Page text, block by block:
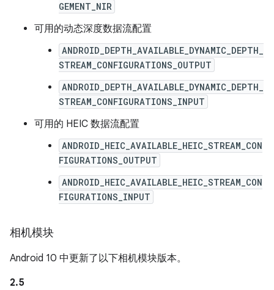
GEMENT_NIR
可用的动态深度数据流配置
ANDROID_DEPTH_AVAILABLE_DYNAMIC_DEPTH_
STREAM_CONFIGURATIONS_OUTPUT
ANDROID_DEPTH_AVAILABLE_DYNAMIC_DEPTH_
STREAM_CONFIGURATIONS_INPUT
可用的 HEIC 数据流配置
ANDROID_HEIC_AVAILABLE_HEIC_STREAM_CON
FIGURATIONS_OUTPUT
ANDROID_HEIC_AVAILABLE_HEIC_STREAM_CON
FIGURATIONS_INPUT
相机模块
Android 10 中更新了以下相机模块版本。
2.5